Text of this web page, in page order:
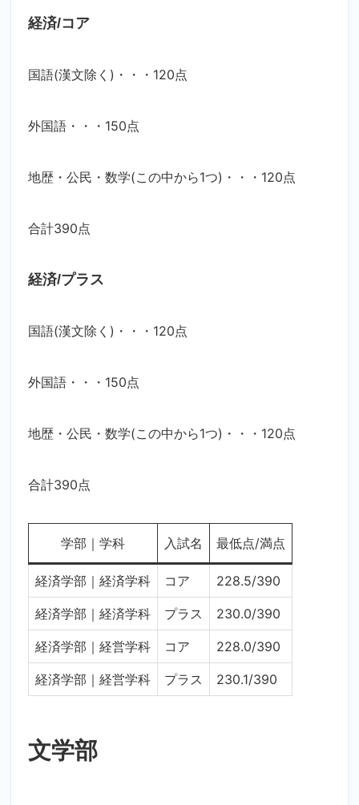
経済/コア
国語(漢文除く)・・・120点
外国語・・・150点
地歴・公民・数学(この中から1つ)・・・120点
合計390点
経済/プラス
国語(漢文除く)・・・120点
外国語・・・150点
地歴・公民・数学(この中から1つ)・・・120点
合計390点
学部｜学科 入試名 最低点/満点
経済学部｜経済学科 コア 228.5/390
経済学部｜経済学科 プラス 230.0/390
経済学部｜経営学科 コア 228.0/390
経済学部｜経営学科 プラス 230.1/390
文学部